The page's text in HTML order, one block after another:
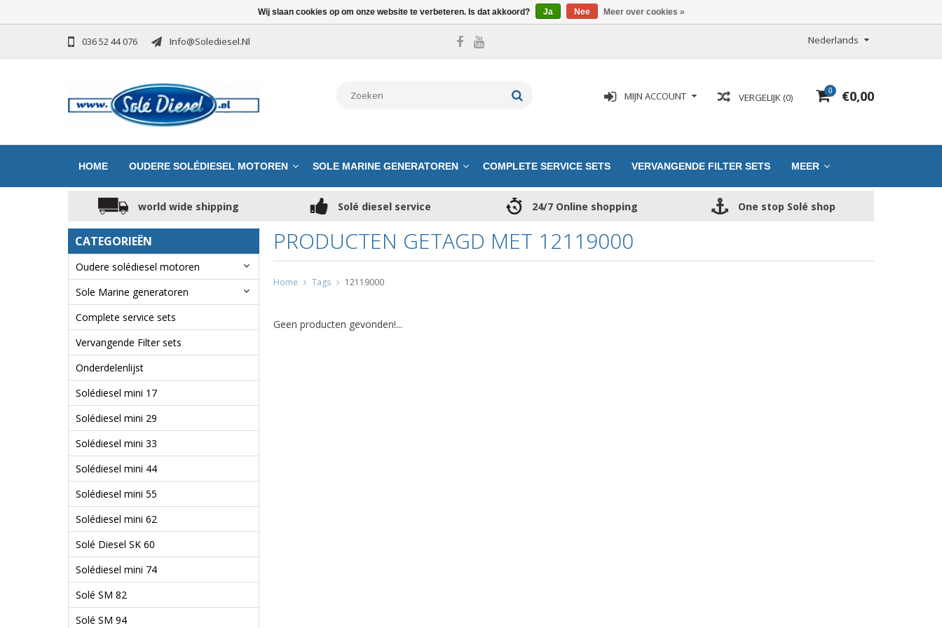
036 52 44 076 Info@solediesel.nl Nederlands
0 €0,00
VERGELIJK (0)
MIJN ACCOUNT
HOME OUDERE SOLÉDIESEL MOTOREN SOLE MARINE GENERATOREN COMPLETE SERVICE SETS VERVANGENDE FILTER SETS MEER
world wide shipping Solé diesel service 24/7 Online shopping One stop Solé shop
CATEGORIEËN
Oudere solédiesel motoren
Sole Marine generatoren
Complete service sets
Vervangende Filter sets
Onderdelenlijst
Solédiesel mini 17
Solédiesel mini 29
Solédiesel mini 33
Solédiesel mini 44
Solédiesel mini 55
Solédiesel mini 62
Solé Diesel SK 60
Solédiesel mini 74
Solé SM 82
Solé SM 94
PRODUCTEN GETAGD MET 12119000
Home Tags 12119000
Geen producten gevonden!...
Wij slaan cookies op om onze website te verbeteren. Is dat akkoord? Ja Nee Meer over cookies »